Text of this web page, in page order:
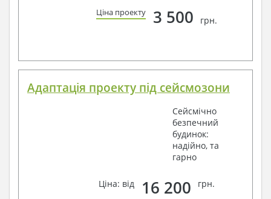
Ціна проекту 3 500 грн.
Адаптація проекту під сейсмозони
Сейсмічно
безпечний
будинок:
надійно, та
гарно
Ціна: від 16 200 грн.